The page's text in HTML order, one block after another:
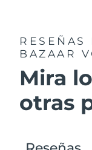
RESEÑAS
BAZAAR
Mira
otras